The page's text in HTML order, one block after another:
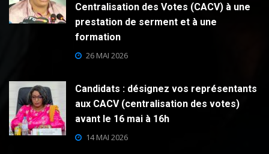
Centralisation des Votes (CACV) à une
prestation de serment et à une
formation
26 MAI 2026
Candidats : désignez vos représentants
aux CACV (centralisation des votes)
avant le 16 mai à 16h
14 MAI 2026